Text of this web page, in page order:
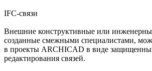
IFC-связи
Внешние конструктивные или
созданные смежными специалистами,
в проекты ARCHICAD в виде
редактирования связей.